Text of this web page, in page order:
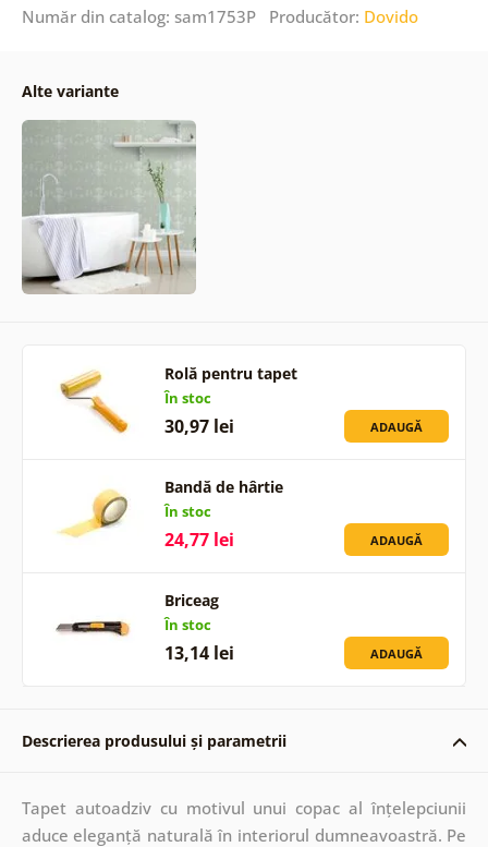
Număr din catalog: sam1753P Producător: Dovido
Alte variante
Rolă pentru tapet
În stoc
30,97 lei ADAUGĂ
Bandă de hârtie
În stoc
24,77 lei ADAUGĂ
Briceag
În stoc
13,14 lei ADAUGĂ
Descrierea produsului și parametrii
Tapet autoadziv cu motivul unui copac al înțelepciunii
aduce eleganță naturală în interiorul dumneavoastră. Pe